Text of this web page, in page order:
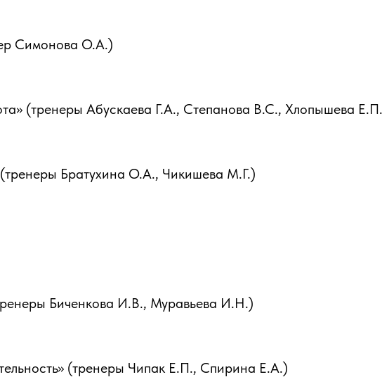
Симонова О.А.)
(тренеры Абускаева Г.А., Степанова В.С., Хлопышева
Братухина О.А., Чикишева М.Г.)
Биченкова И.В., Муравьева И.Н.)
(тренеры Чипак Е.П., Спирина Е.А.)